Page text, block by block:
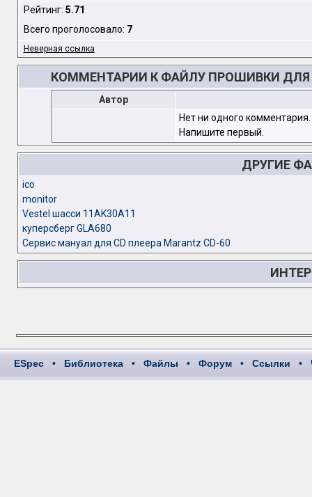
Рейтинг: 5.71
Всего проголосовало: 7
Неверная ссылка
КОММЕНТАРИИ К ФАЙЛУ ПРОШИВКИ ДЛЯ
Автор
Нет ни одного комментария.
Напишите первый.
ДРУГИЕ
ico
monitor
Vestel шасси 11AK30A11
куперсберг GLA680
Сервис мануал для CD плеера Marantz CD-60
ESpec • Библиотека • Файлы • Форум • Ссылки •